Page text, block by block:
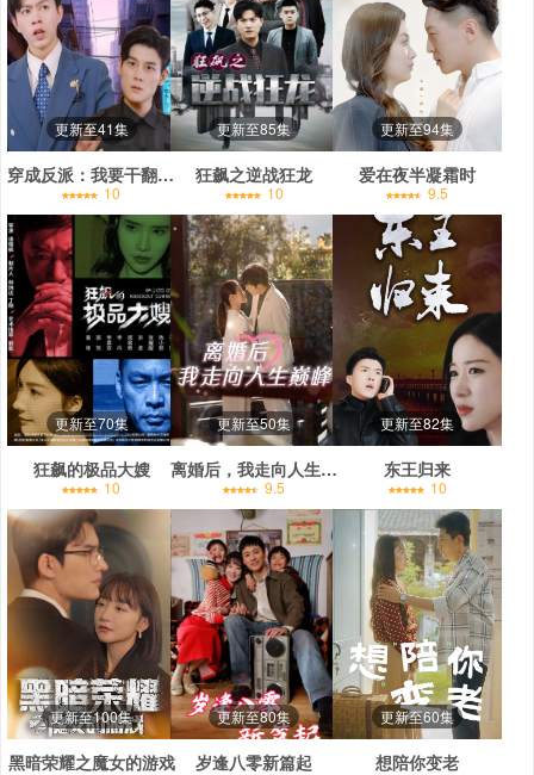
更新至41集
穿成反派：我要干翻镇北王
10
更新至85集
狂飙之逆战狂龙
10
更新至94集
爱在夜半凝霜时
9.5
更新至70集
狂飙的极品大嫂
10
更新至50集
离婚后，我走向人生巅峰
9.5
更新至82集
东王归来
10
更新至100集
黑暗荣耀之魔女的游戏
更新至80集
岁逢八零新篇起
更新至60集
想陪你变老